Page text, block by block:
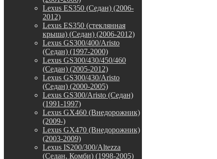
Lexus ES350 (Седан) (2006-
2012)
Lexus ES350 (стеклянная
крыша) (Седан) (2006-2012)
Lexus GS300/400/Aristo
(Седан) (1997-2000)
Lexus GS300/430/450/460
(Седан) (2005-2012)
Lexus GS300/430/Aristo
(Седан) (2000-2005)
Lexus GS300/Aristo (Седан)
(1991-1997)
Lexus GX460 (Внедорожник)
(2009-)
Lexus GX470 (Внедорожник)
(2003-2009)
Lexus IS200/300/Altezza
(Седан, Комби) (1998-2005)